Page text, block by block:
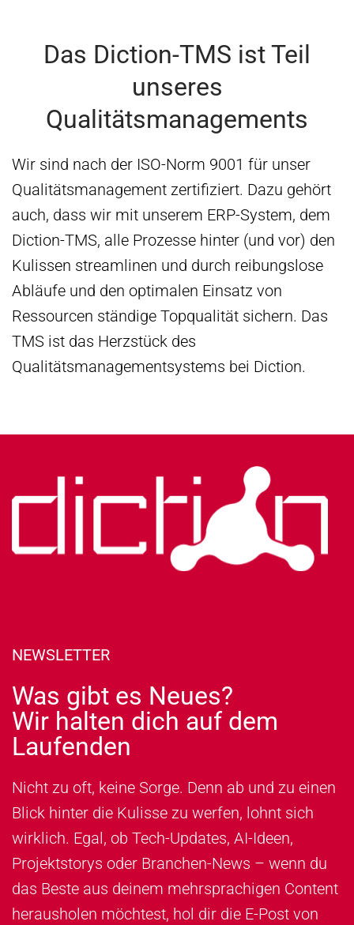
Das Diction-TMS ist Teil
unseres
Qualitätsmanagements
Wir sind nach der ISO-Norm 9001 für unser
Qualitätsmanagement zertifiziert. Dazu gehört
auch, dass wir mit unserem ERP-System, dem
Diction-TMS, alle Prozesse hinter (und vor) den
Kulissen streamlinen und durch reibungslose
Abläufe und den optimalen Einsatz von
Ressourcen ständige Topqualität sichern. Das
TMS ist das Herzstück des
Qualitätsmanagementsystems bei Diction.
NEWSLETTER
Was gibt es Neues?
Wir halten dich auf dem
Laufenden
Nicht zu oft, keine Sorge. Denn ab und zu einen
Blick hinter die Kulisse zu werfen, lohnt sich
wirklich. Egal, ob Tech-Updates, AI-Ideen,
Projektstorys oder Branchen-News – wenn du
das Beste aus deinem mehrsprachigen Content
herausholen möchtest, hol dir die E-Post von